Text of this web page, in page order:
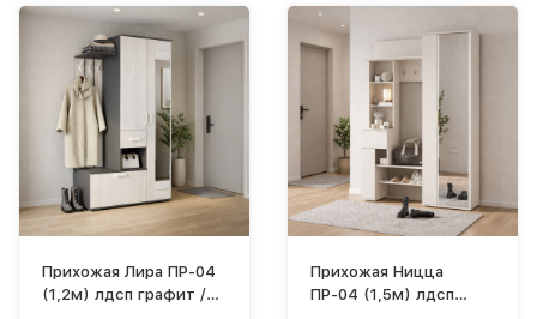
Прихожая Лира ПР-04
(1,2м) лдсп графит /
Прихожая Ницца
ПР-04 (1,5м) лдсп